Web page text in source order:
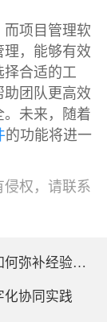
项目管理软
，能够有效
择合适的工
团队更高效
未来，随着
的功能将进一
权，请联系
验不足的短板
化协同实践